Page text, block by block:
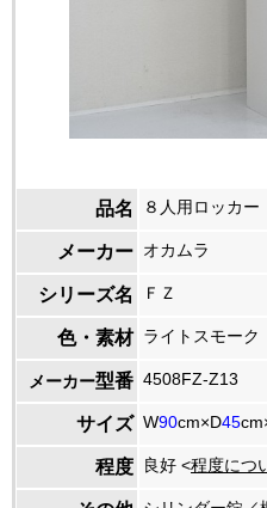
品名 ８人用ロッカー
メーカー オカムラ
シリーズ名 ＦＺ
色・素材 ライトスモーク
メーカー型番 4508FZ-Z13
サイズ W90cm×D45
程度 良好 <程度につ